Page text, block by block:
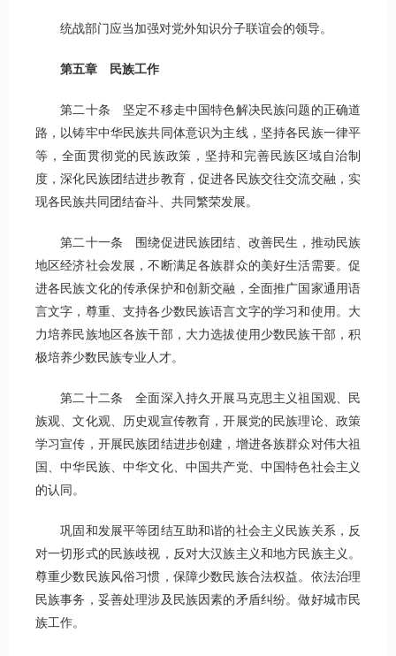
统战部门应当加强对党外知识分子联谊会的领导。
第五章 民族工作
第二十条 坚定不移走中国特色解决民族问题的正确道
路，以铸牢中华民族共同体意识为主线，坚持各民族一律平
等，全面贯彻党的民族政策，坚持和完善民族区域自治制
度，深化民族团结进步教育，促进各民族交往交流交融，实
现各民族共同团结奋斗、共同繁荣发展。
第二十一条 围绕促进民族团结、改善民生，推动民族
地区经济社会发展，不断满足各族群众的美好生活需要。促
进各民族文化的传承保护和创新交融，全面推广国家通用语
言文字，尊重、支持各少数民族语言文字的学习和使用。大
力培养民族地区各族干部，大力选拔使用少数民族干部，积
极培养少数民族专业人才。
第二十二条 全面深入持久开展马克思主义祖国观、民
族观、文化观、历史观宣传教育，开展党的民族理论、政策
学习宣传，开展民族团结进步创建，增进各族群众对伟大祖
国、中华民族、中华文化、中国共产党、中国特色社会主义
的认同。
巩固和发展平等团结互助和谐的社会主义民族关系，反
对一切形式的民族歧视，反对大汉族主义和地方民族主义。
尊重少数民族风俗习惯，保障少数民族合法权益。依法治理
民族事务，妥善处理涉及民族因素的矛盾纠纷。做好城市民
族工作。